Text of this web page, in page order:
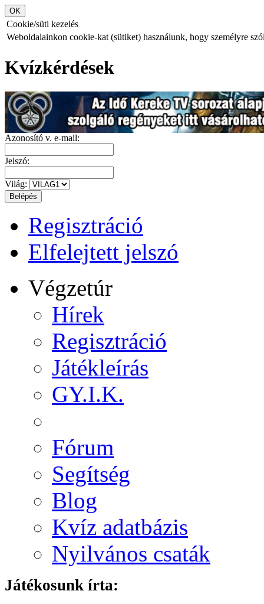
Cookie/süti kezelés
Weboldalainkon cookie-kat (sütiket) használunk, hogy személyre
Kvízkérdések
Azonosító v. e-mail:
Jelszó:
Világ:
Regisztráció
Elfelejtett jelszó
Végzetúr
Hírek
Regisztráció
Játékleírás
GY.I.K.
Fórum
Segítség
Blog
Kvíz adatbázis
Nyilvános csaták
Játékosunk írta: